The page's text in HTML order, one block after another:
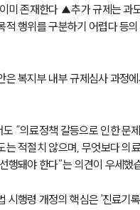
그룹소개
대륜의 강점
기업 의뢰인
글로벌 파트너 로펌
미 존재한다 ▲추가 규제는 과
적 행위를 구분하기 어렵다 등
은 복지부 내부 규제심사 과정
“의료정책 갈등으로 인한 문
는 적절치 않으며, 무엇보다 의
행돼야 한다”는 의견이 우세했
시행령 개정의 핵심은 '진료기